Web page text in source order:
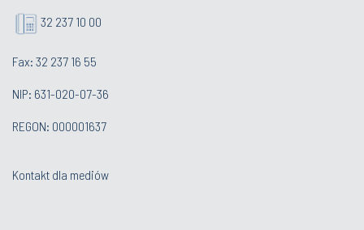
32 237 10 00
Fax: 32 237 16 55
NIP: 631-020-07-36
REGON: 000001637
Kontakt dla mediów